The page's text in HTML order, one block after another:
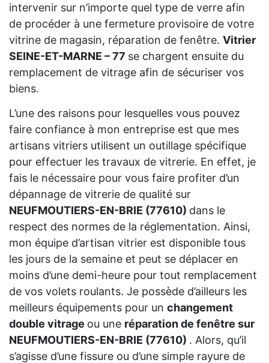
intervenir sur n’importe quel type de verre afin
de procéder à une fermeture provisoire de votre
vitrine de magasin, réparation de fenêtre. Vitrier
SEINE-ET-MARNE – 77 se chargent ensuite du
remplacement de vitrage afin de sécuriser vos
biens.
L’une des raisons pour lesquelles vous pouvez
faire confiance à mon entreprise est que mes
artisans vitriers utilisent un outillage spécifique
pour effectuer les travaux de vitrerie. En effet, je
fais le nécessaire pour vous faire profiter d’un
dépannage de vitrerie de qualité sur
NEUFMOUTIERS-EN-BRIE (77610) dans le
respect des normes de la réglementation. Ainsi,
mon équipe d’artisan vitrier est disponible tous
les jours de la semaine et peut se déplacer en
moins d’une demi-heure pour tout remplacement
de vos volets roulants. Je possède d’ailleurs les
meilleurs équipements pour un changement
double vitrage ou une réparation de fenêtre sur
NEUFMOUTIERS-EN-BRIE (77610) . Alors, qu’il
s’agisse d’une fissure ou d’une simple rayure de